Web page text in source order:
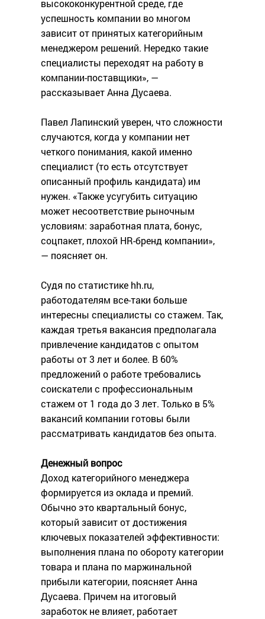
высококонкурентной среде, где
успешность компании во многом
зависит от принятых категорийным
менеджером решений. Нередко такие
специалисты переходят на работу в
компании-поставщики», —
рассказывает Анна Дусаева.
Павел Лапинский уверен, что сложности
случаются, когда у компании нет
четкого понимания, какой именно
специалист (то есть отсутствует
описанный профиль кандидата) им
нужен. «Также усугубить ситуацию
может несоответствие рыночным
условиям: заработная плата, бонус,
соцпакет, плохой HR-бренд компании»,
— поясняет он.
Судя по статистике hh.ru,
работодателям все-таки больше
интересны специалисты со стажем. Так,
каждая третья вакансия предполагала
привлечение кандидатов с опытом
работы от 3 лет и более. В 60%
предложений о работе требовались
соискатели с профессиональным
стажем от 1 года до 3 лет. Только в 5%
вакансий компании готовы были
рассматривать кандидатов без опыта.
Денежный вопрос
Доход категорийного менеджера
формируется из оклада и премий.
Обычно это квартальный бонус,
который зависит от достижения
ключевых показателей эффективности:
выполнения плана по обороту категории
товара и плана по маржинальной
прибыли категории, поясняет Анна
Дусаева. Причем на итоговый
заработок не влияет, работает